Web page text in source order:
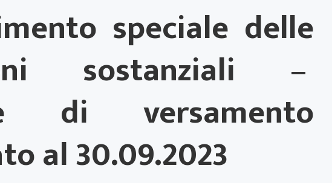
speciale delle
sostanziali –
di versamento
al 30.09.2023